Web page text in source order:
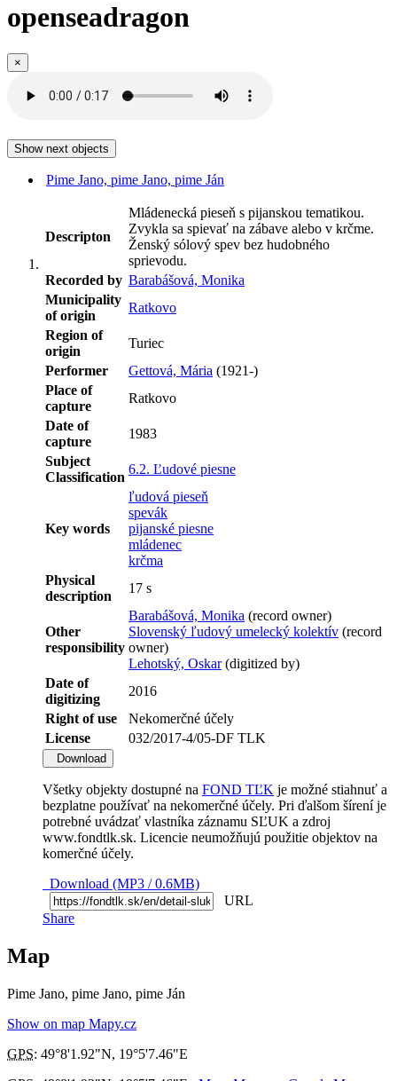
openseadragon
×
Show next objects
Pime Jano, pime Jano, pime Ján
Descripton
Mládenecká pieseň s pijanskou tematikou.
Zvykla sa spievať na zábave alebo v krčme.
Ženský sólový spev bez hudobného
sprievodu.
Recorded by Barabášová, Monika
Municipality
of origin
Ratkovo
Region of
origin
Turiec
Performer
Gettová, Mária (1921-)
Place of
capture
Ratkovo
Date of
capture
1983
Subject
Classification
6.2. Ľudové piesne
Key words
ľudová pieseň
spevák
pijanské piesne
mládenec
krčma
Physical
description
17 s
Other
responsibility
Barabášová, Monika (record owner)
Slovenský ľudový umelecký kolektív (record
owner)
Lehotský, Oskar(digitized by)
Date of
digitizing
2016
Right of use
Nekomerčné účely
License
032/2017-4/05-DF TLK
Download
Všetky objekty dostupné na FOND TĽK je možné stiahnuť a
bezplatne používať na nekomerčné účely. Pri ďalšom šírení je
potrebné uvádzať vlastníka záznamu SĽUK a zdroj
www.fondtlk.sk. Licencie neumožňujú použitie objektov na
komerčné účely.
Download (MP3 / 0.6MB)
URL
Share
Map
Pime Jano, pime Jano, pime Ján
Show on map Mapy.cz
GPS: 49°8'1.92"N, 19°5'7.46"E